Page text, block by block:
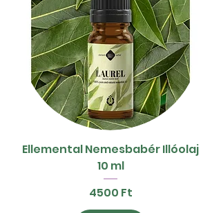
Ellemental Nemesbabér Illóolaj
10 ml
Ár
4500 Ft